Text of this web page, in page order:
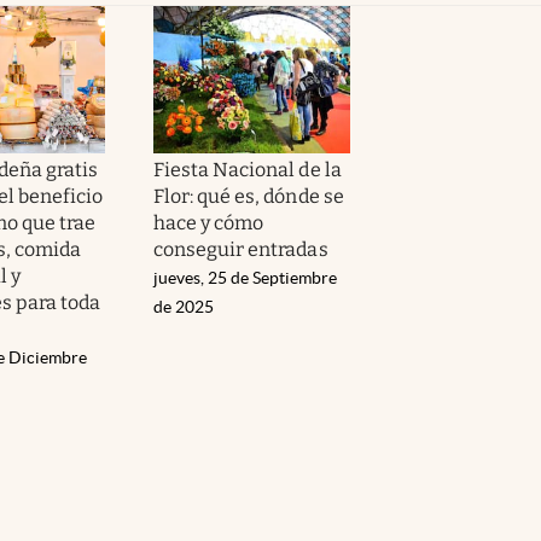
gratis
beneficio
que trae
comida
y
para toda
Diciembre
Fiesta Nacional de la
Flor: qué es, dónde se
hace y cómo
conseguir entradas
jueves, 25 de Septiembre
de 2025